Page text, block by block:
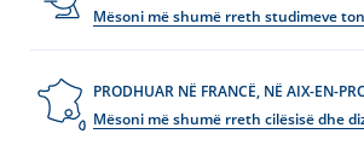
Mësoni më shumë rreth studimeve
PRODHUAR NË FRANCË, NË AIX-EN-
Mësoni më shumë rreth cilësisë dhe